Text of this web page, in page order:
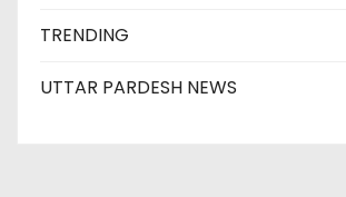
TRENDING
UTTAR PARDESH NEWS